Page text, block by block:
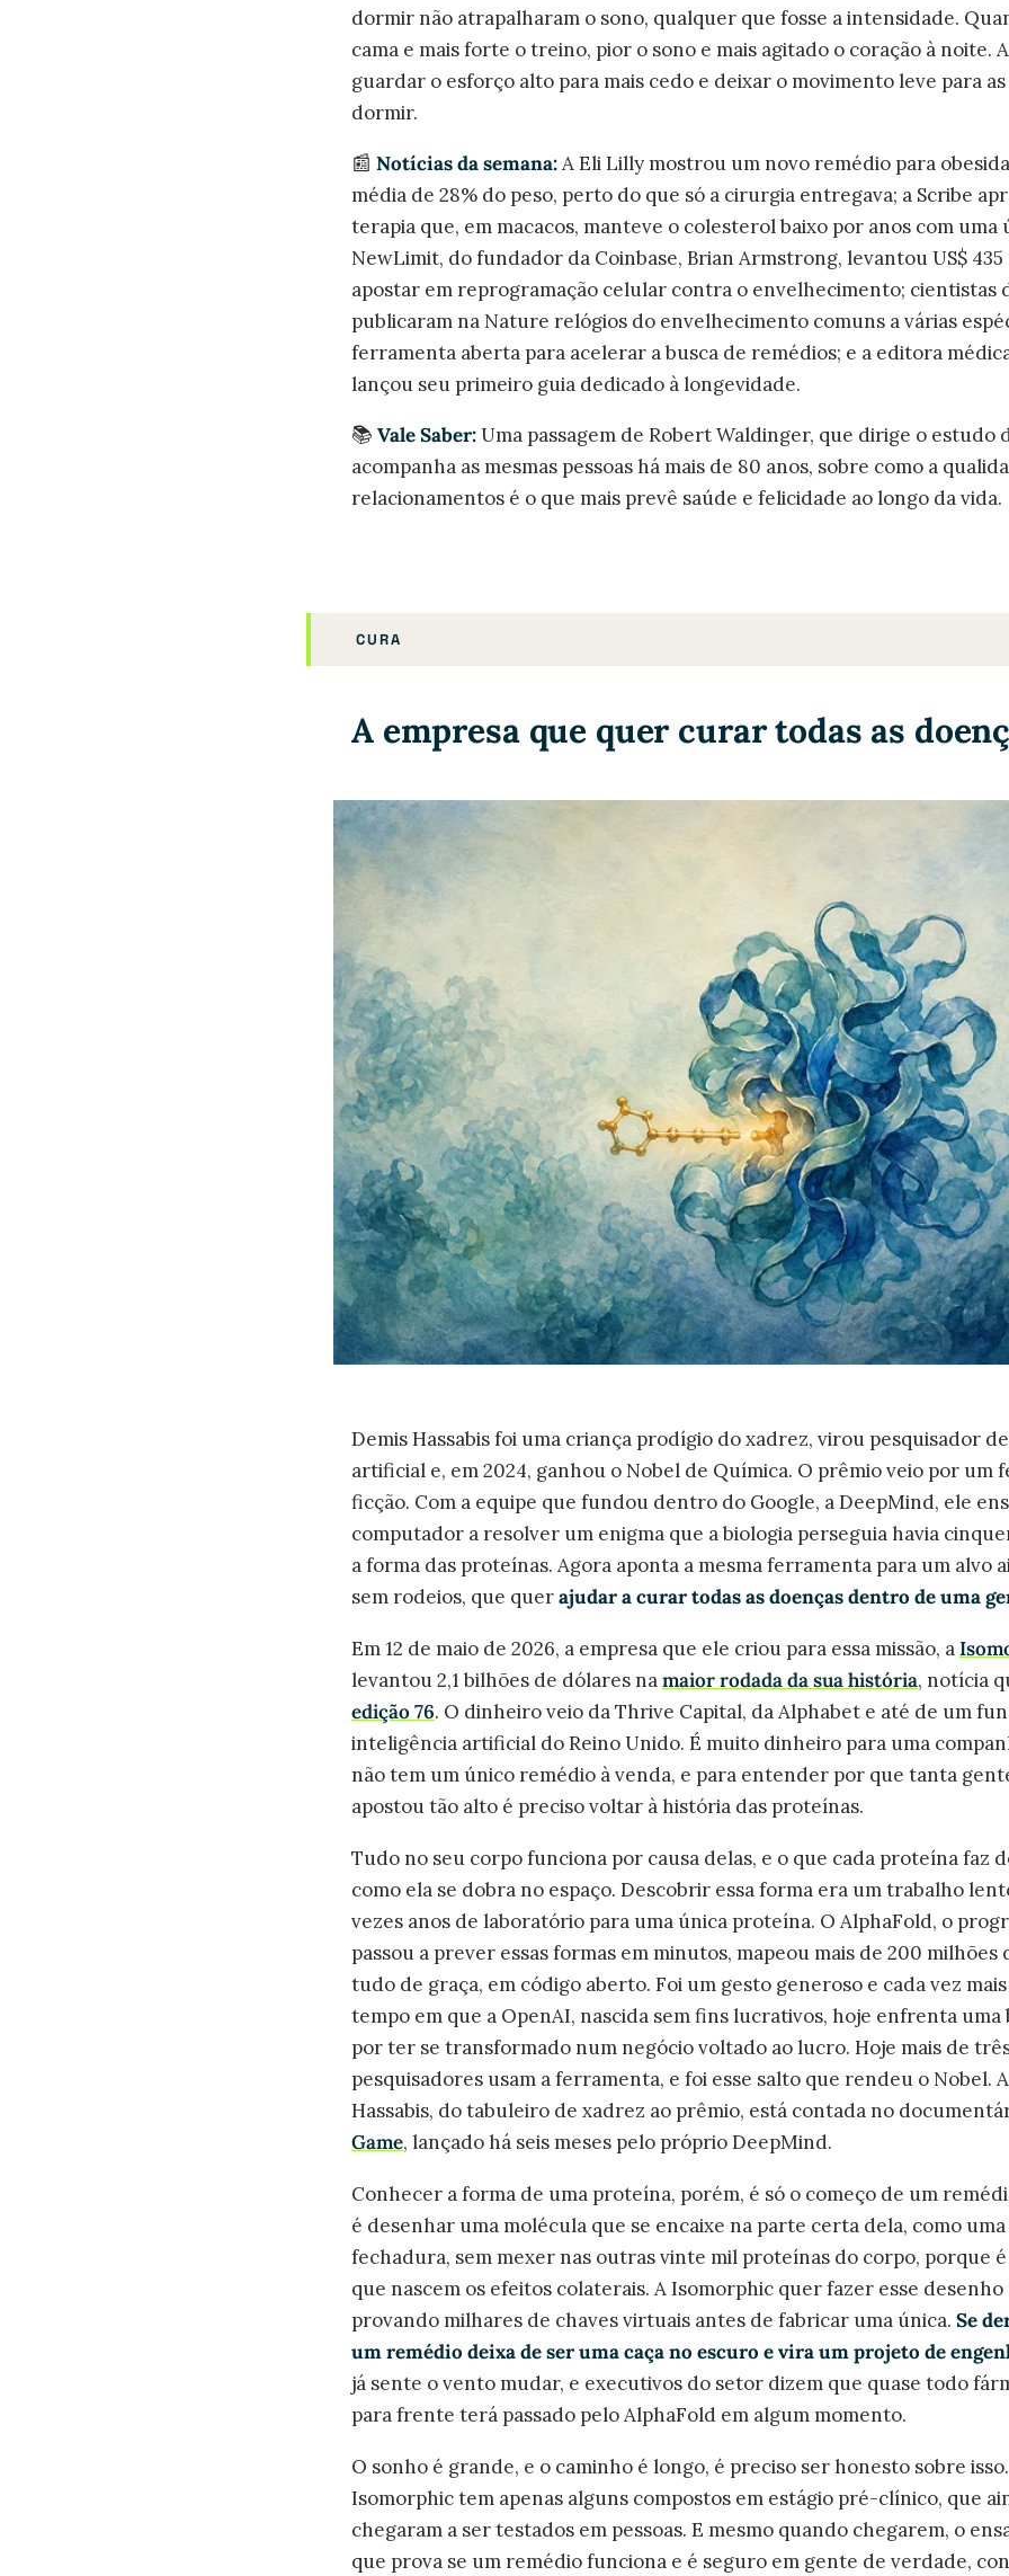
dormir não atrapalharam o sono, qualquer que fosse a intensidade.
cama e mais forte o treino, pior o sono e mais agitado o coração à noite.
guardar o esforço alto para mais cedo e deixar o movimento leve para
dormir.
📰 Notícias da semana:A Eli Lilly mostrou um novo remédio para
média de 28% do peso, perto do que só a cirurgia entregava; a Scribe
terapia que, em macacos, manteve o colesterol baixo por anos com uma
NewLimit, do fundador da Coinbase, Brian Armstrong, levantou US$
apostar em reprogramação celular contra o envelhecimento; cientistas
publicaram na Nature relógios do envelhecimento comuns a várias
ferramenta aberta para acelerar a busca de remédios; e a editora
lançou seu primeiro guia dedicado à longevidade.
📚 Vale Saber:Uma passagem de Robert Waldinger, que dirige o estudo
acompanha as mesmas pessoas há mais de 80 anos, sobre como a
relacionamentos é o que mais prevê saúde e felicidade ao longo da vida.
CURA
A empresa que quer curar todas as
Demis Hassabis foi uma criança prodígio do xadrez, virou pesquisador
artificial e, em 2024, ganhou o Nobel de Química. O prêmio veio por um
ficção. Com a equipe que fundou dentro do Google, a DeepMind, ele
computador a resolver um enigma que a biologia perseguia havia
a forma das proteínas. Agora aponta a mesma ferramenta para um alvo
sem rodeios, que querajudar a curar todas as doenças dentro de uma
Em 12 de maio de 2026, a empresa que ele criou para essa missão, a
levantou 2,1 bilhões de dólares namaior rodada da sua história, notícia
edição 76. O dinheiro veio da Thrive Capital, da Alphabet e até de um
inteligência artificial do Reino Unido. É muito dinheiro para uma
não tem um único remédio à venda, e para entender por que tanta
apostou tão alto é preciso voltar à história das proteínas.
Tudo no seu corpo funciona por causa delas, e o que cada proteína faz
como ela se dobra no espaço. Descobrir essa forma era um trabalho
vezes anos de laboratório para uma única proteína. O AlphaFold, o
passou a prever essas formas em minutos, mapeou mais de 200 milhões
tudo de graça, em código aberto. Foi um gesto generoso e cada vez
tempo em que a OpenAI, nascida sem fins lucrativos, hoje enfrenta
por ter se transformado num negócio voltado ao lucro. Hoje mais de
pesquisadores usam a ferramenta, e foi esse salto que rendeu o Nobel.
Hassabis, do tabuleiro de xadrez ao prêmio, está contada no
Game, lançado há seis meses pelo próprio DeepMind.
Conhecer a forma de uma proteína, porém, é só o começo de um
é desenhar uma molécula que se encaixe na parte certa dela, como
fechadura, sem mexer nas outras vinte mil proteínas do corpo, porque
que nascem os efeitos colaterais. A Isomorphic quer fazer esse
provando milhares de chaves virtuais antes de fabricar uma única. Se
um remédio deixa de ser uma caça no escuro e vira um projeto de
já sente o vento mudar, e executivos do setor dizem que quase todo
para frente terá passado pelo AlphaFold em algum momento.
O sonho é grande, e o caminho é longo, é preciso ser honesto sobre
Isomorphic tem apenas alguns compostos em estágio pré-clínico, que
chegaram a ser testados em pessoas. E mesmo quando chegarem, o
que prova se um remédio funciona e é seguro em gente de verdade,